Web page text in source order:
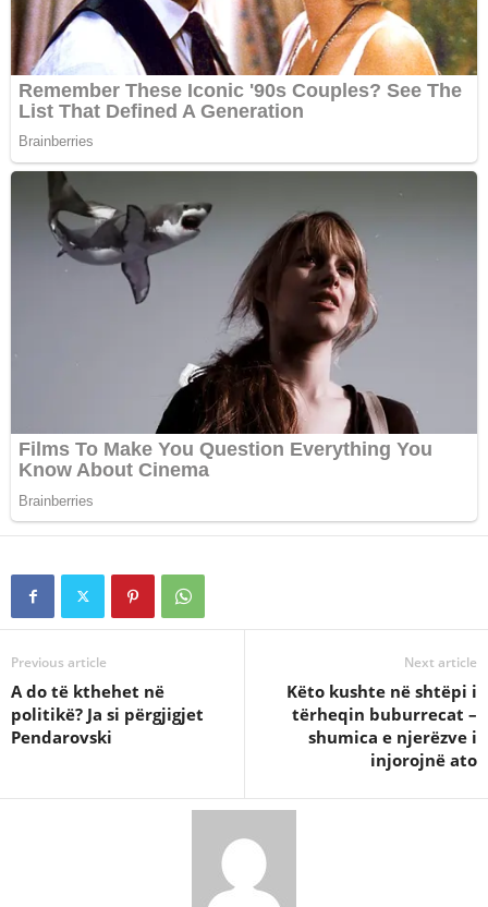
Previous article
A do të kthehet në
politikë? Ja si përgjigjet
Pendarovski
Next article
Këto kushte në shtëpi i
tërheqin buburrecat –
shumica e njerëzve i
injorojnë ato